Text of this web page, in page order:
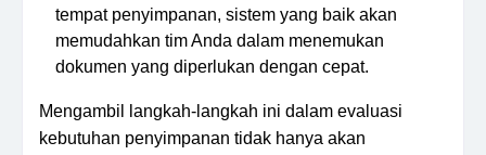
tempat penyimpanan, sistem yang baik akan
memudahkan tim Anda dalam menemukan
dokumen yang diperlukan dengan cepat.
Mengambil langkah-langkah ini dalam evaluasi
kebutuhan penyimpanan tidak hanya akan